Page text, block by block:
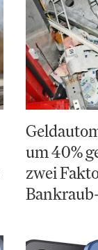
um 40%
zwei